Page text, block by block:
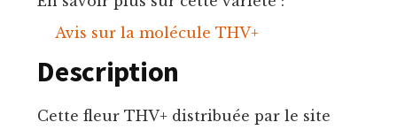
Avis sur la molécule THV+
Description
Cette fleur THV+ distribuée par le site